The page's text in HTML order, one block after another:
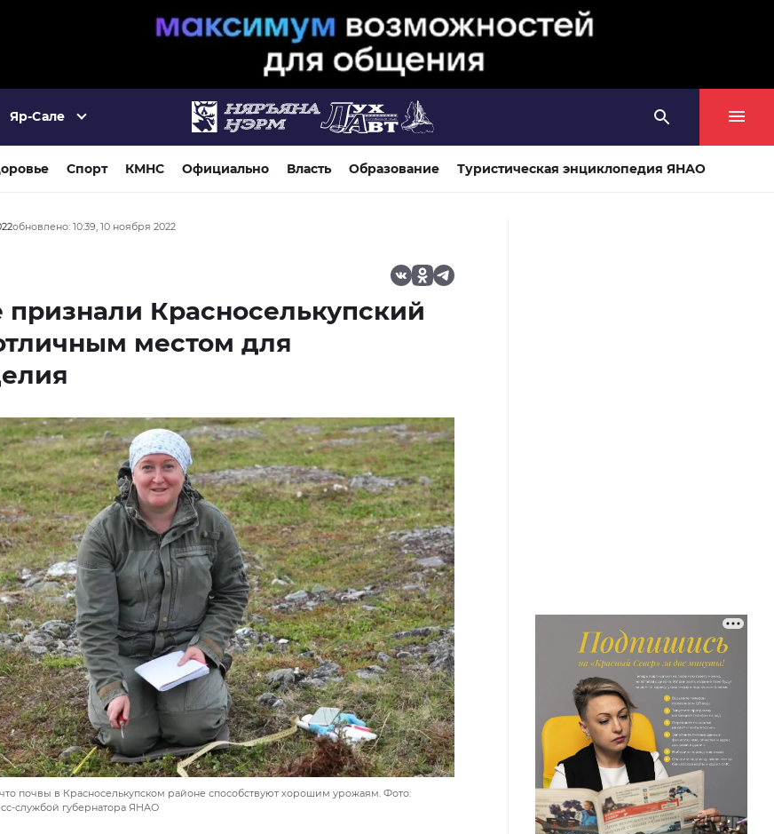
Яр-Сале
Спорт КМНС Официально Власть Образование Туристическая энциклопедия ЯНАО
обновлено: 10:39, 10 ноября 2022
Красноселькупский
местом для
почвы в Красноселькупском районе способствуют хорошим урожаям. Фото:
службой губернатора ЯНАО